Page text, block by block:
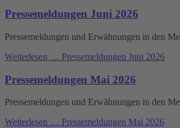
Pressemeldungen Juni 2026
Pressemeldungen und Erwähnungen in den
Weiterlesen … Pressemeldungen Juni 2026
Pressemeldungen Mai 2026
Pressemeldungen und Erwähnungen in den
Weiterlesen … Pressemeldungen Mai 2026